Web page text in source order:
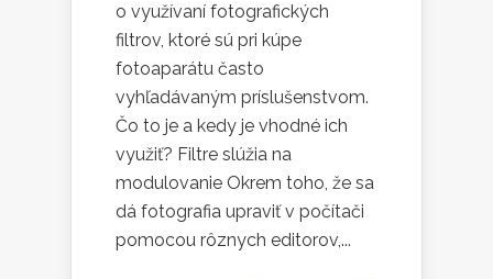
o využívaní fotografických
filtrov, ktoré sú pri kúpe
fotoaparátu často
vyhľadávaným príslušenstvom.
Čo to je a kedy je vhodné ich
využiť? Filtre slúžia na
modulovanie Okrem toho, že sa
dá fotografia upraviť v počítači
pomocou rôznych editorov,...